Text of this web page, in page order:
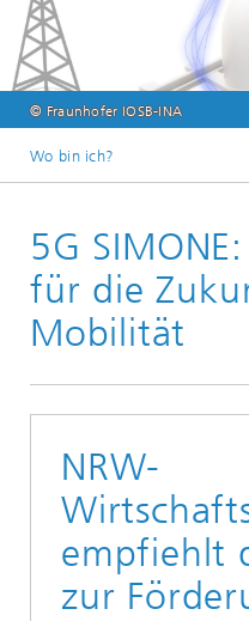
© Fraunhofer IOSB-INA
Wo bin ich?
Aktuelles
5G
für die
Mobilität
NRW-
empfiehlt
zur